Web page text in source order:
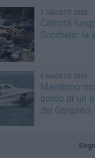
7 AGOSTO 2026
Criticità
Scorbeto: la
6 AGOSTO 2026
Marittimo
bordo di un
del Gargano